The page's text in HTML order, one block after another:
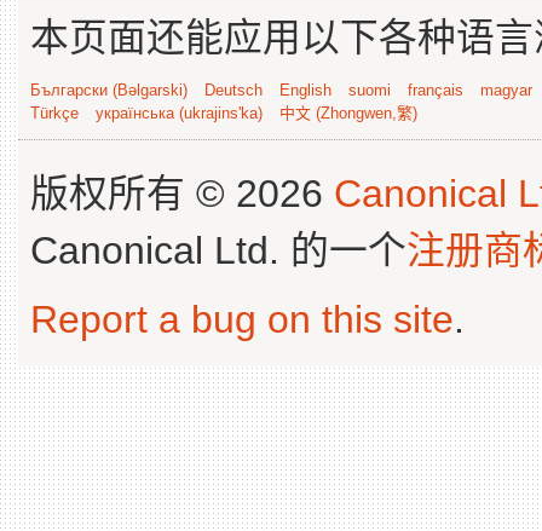
本页面还能应用以下各种语
Български (Bəlgarski) Deutsch English suomi français
magyar
Türkçe
українська (ukrajins'ka) 中文 (Zhongwen,繁)
版权所有 © 2026 Canonical
Canonical Ltd. 的一个注册商
Report a bug on this site.